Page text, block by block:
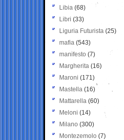
Libia (68)
Libri (33)
Liguria Futurista (25)
mafia (543)
manifesto (7)
Margherita (16)
Maroni (171)
Mastella (16)
Mattarella (60)
Meloni (14)
Milano (300)
Montezemolo (7)